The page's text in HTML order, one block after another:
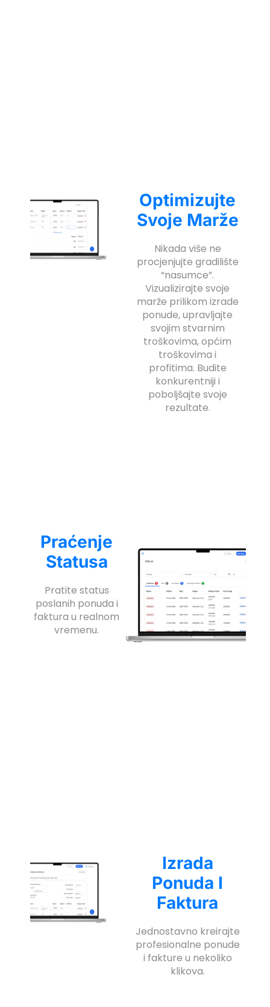
Optimizujte
Svoje Marže
Nikada više ne
procjenjujte gradilište
“nasumce”.
Vizualizirajte svoje
marže prilikom izrade
ponude, upravljajte
svojim stvarnim
troškovima, općim
troškovima i
profitima. Budite
konkurentniji i
poboljšajte svoje
rezultate.
Praćenje
Statusa
Pratite status
poslanih ponuda i
faktura u realnom
vremenu.
Izrada
Ponuda I
Faktura
Jednostavno kreirajte
profesionalne ponude
i fakture u nekoliko
klikova.